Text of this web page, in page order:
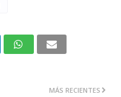
MÁS RECIENTES